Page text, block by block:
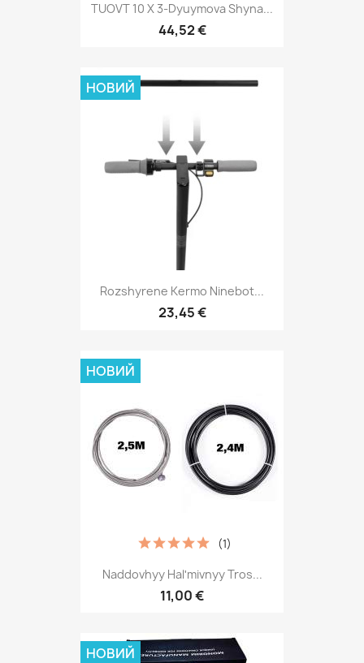
TUOVT 10 X 3-Dyuymova Shyna...
44,52 €
Rozshyrene Kermo Ninebot...
23,45 €
НОВИЙ
Naddovhyy Halʹmivnyy Tros...
11,00 €
(1)
НОВИЙ
НОВИЙ